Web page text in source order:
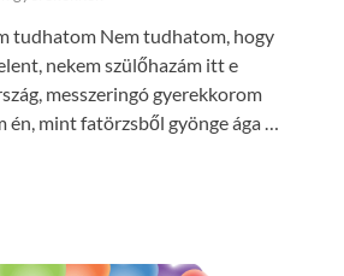
tudhatom Nem tudhatom, hogy
nekem szülőhazám itt e
messzeringó gyerekkorom
én, mint fatörzsből gyönge ága …